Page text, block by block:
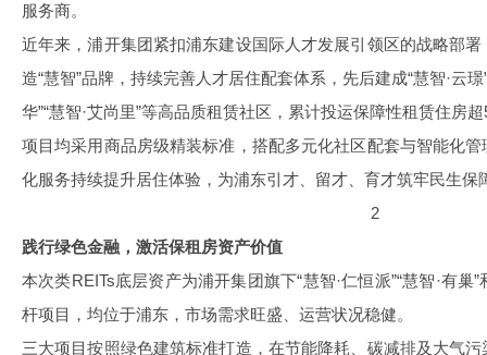
服务商。
近年来，浦开集团紧扣浦东建设国际人才发展引领区的战略部
造“慧智”品牌，持续完善人才居住配套体系，先后建成“慧智·云璟
华”“慧智·艾尚里”等高品质租赁社区，累计投运保障性租赁住房
项目均采用商品房级精装标准，搭配多元化社区配套与智能化
化服务持续提升居住体验，为浦东引才、留才、育才筑牢民生保
2
践行绿色金融，激活保租房资产价值
本次类REITs底层资产为浦开集团旗下“慧智·仁恒派”“慧智·有巢
杆项目，均位于浦东，市场需求旺盛、运营状况稳健。
三大项目按照绿色建筑标准打造，在节能降耗、碳减排及大气